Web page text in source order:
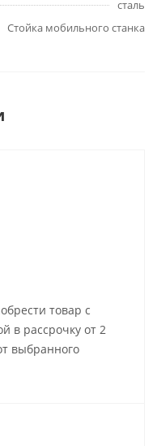
сталь
Стойка мобильного станка
товар с
в рассрочку от 2
выбранного